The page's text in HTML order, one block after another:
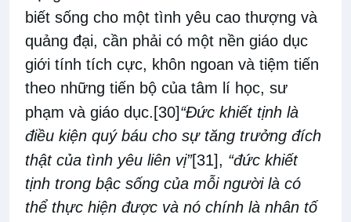
biết sống cho một tình yêu cao thượng và
quảng đại, cần phải có một nền giáo dục
giới tính tích cực, khôn ngoan và tiệm tiến
theo những tiến bộ của tâm lí học, sư
phạm và giáo dục. [30]“Đức khiết tịnh là
điều kiện quý báu cho sự tăng trưởng đích
thật của tình yêu liên vị”[31], “đức khiết
tịnh trong bậc sống của mỗi người là có
thể thực hiện được và nó chính là nhân tố